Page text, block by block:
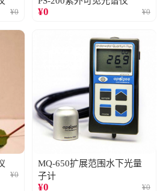
¥0 ¥0 ¥0
¥0
MQ-650扩展范围水下光量
子计
¥0 ¥0